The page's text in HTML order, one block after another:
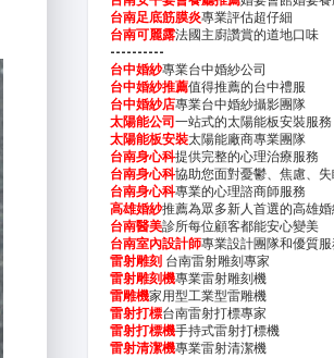
台南足底筋膜炎專業評估超仔細
台南可麗露法國主廚讚賞的道地口味
----------
台中婚紗專業台中婚紗公司
台中婚紗推薦值得推薦的台中禮服
台中婚紗店專業台中婚紗攝影團隊
太陽能公司一站式的太陽能板安裝服務
太陽能板安裝太陽能廠商專業團隊
台南身心科提供完整的心理治療服務
台南身心科協助您面對憂鬱、焦慮、
台南身心科專業的心理諮商師服務
高雄婚紗推薦為眾多新人首選的高雄
台南醫美診所每位顧客都能安心變美
台南室內設計師專業設計團隊和優質服
雷射雕刻 台南雷射雕刻專家
雷射雕刻機專業雷射雕刻機
雷雕機家用型工業型雷雕機
雷射打標台南雷射打標專家
雷射打標機手持式雷射打標機
雷射清潔機專業雷射清潔機